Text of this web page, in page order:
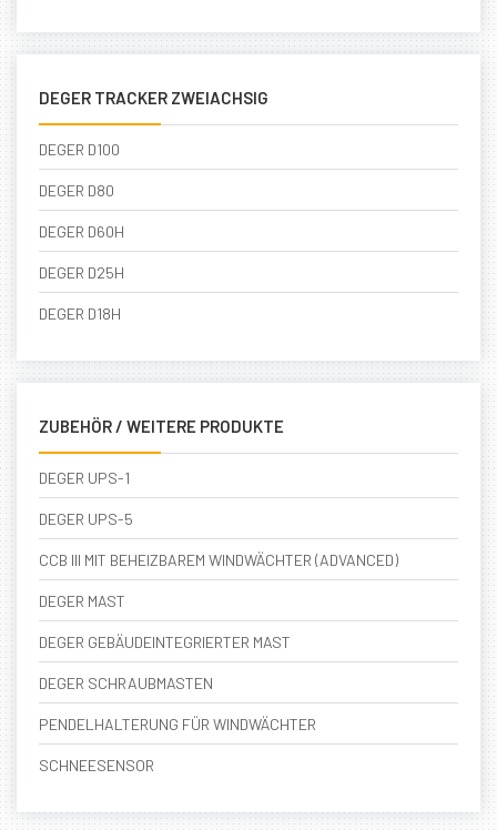
DEGER TRACKER ZWEIACHSIG
DEGER D100
DEGER D80
DEGER D60H
DEGER D25H
DEGER D18H
ZUBEHÖR / WEITERE PRODUKTE
DEGER UPS-1
DEGER UPS-5
CCB III MIT BEHEIZBAREM WINDWÄCHTER (ADVANCED)
DEGER MAST
DEGER GEBÄUDEINTEGRIERTER MAST
DEGER SCHRAUBMASTEN
PENDELHALTERUNG FÜR WINDWÄCHTER
SCHNEESENSOR